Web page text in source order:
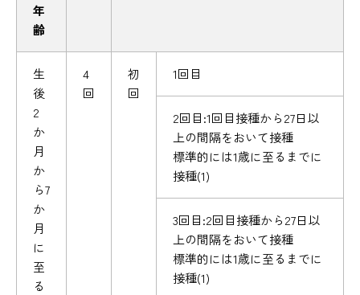
年
齢
生
後
2
か
月
か
ら7
か
月
に
至
る
4
回
初
回
1回目
2回目:1回目接種から27日以
上の間隔をおいて接種
標準的には1歳に至るまでに
接種(1)
3回目:2回目接種から27日以
上の間隔をおいて接種
標準的には1歳に至るまでに
接種(1)